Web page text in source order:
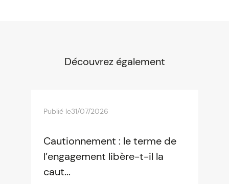
Découvrez également
Publié le31/07/2026
Cautionnement : le terme de
l’engagement libère-t-il la
caut...